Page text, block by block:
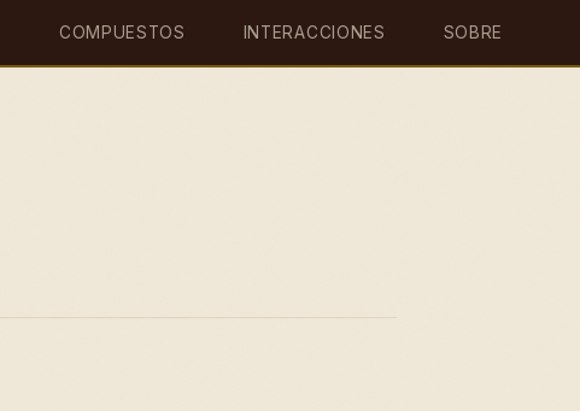
COMPUESTOS INTERACCIONES SOBRE